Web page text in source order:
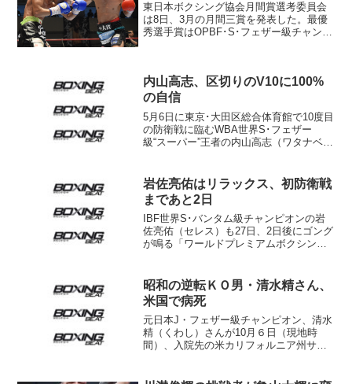
東日本ボクシング協会月間賞選考委員会
は8日、3月の月間三賞を発表した。最優
秀選手賞はOPBF･S･フェザー級チャンピ
し、12回判定勝...
内山高志、区切りのV10に100%
の自信
5月6日に東京･大田区総合体育館で10度目
の防衛戦に臨むWBA世界S･フェザー
級“スーパー”王者の内山高志（ワタナベ）
から同門になった元東洋太平洋・日本ラ
イト級王者...
岩佐亮佑はリラックス、初防衛戦
まであと2日
IBF世界S･バンタム級チャンピオンの岩
佐亮佑（セレス）も27日、2日後にゴング
が鳴る「ワールドプレミアムボクシング
宝石）を下して悲願の世界タイトルを獲
得し...
昭和の逆転ＫＯ男・清水精さん、
米国で病死
元日本J・フェザー級チャンピオン、清水
精（くわし）さんが10月６日（現地時
間）、入院先の米カリフォルニア州サン